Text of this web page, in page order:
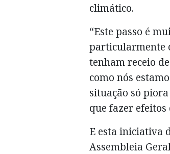
climático.
“Este passo é
particularmente
tenham receio
como nós
situação só
que fazer efeitos
E esta iniciativa
Assembleia